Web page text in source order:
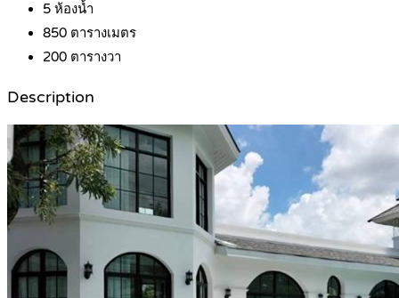
5 ห้องน้ำ
850 ตารางเมตร
200 ตารางวา
Description